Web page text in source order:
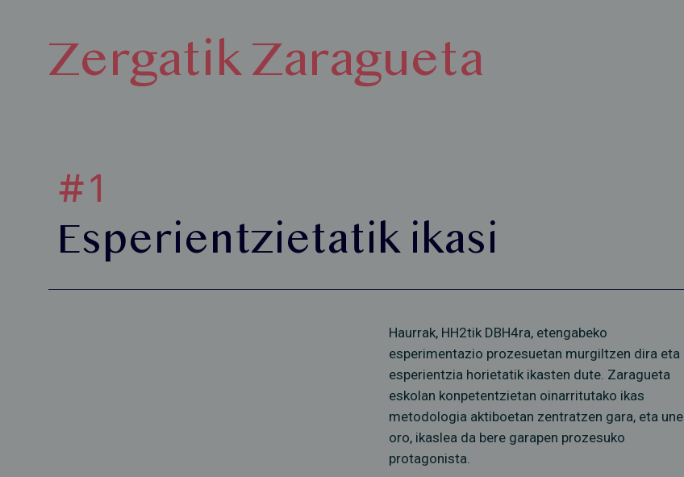
Zergatik Zaragueta
#1
Esperientzietatik ikasi
Haurrak, HH2tik DBH4ra, etengabeko
esperimentazio prozesuetan murgiltzen dira eta
esperientzia horietatik ikasten dute. Zaragueta
eskolan konpetentzietan oinarritutako ikas
metodologia aktiboetan zentratzen gara, eta une
oro, ikaslea da bere garapen prozesuko
protagonista.